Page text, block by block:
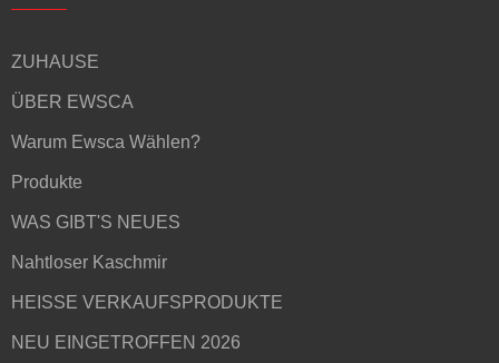
ZUHAUSE
ÜBER EWSCA
Warum Ewsca Wählen?
Produkte
WAS GIBT'S NEUES
Nahtloser Kaschmir
HEISSE VERKAUFSPRODUKTE
NEU EINGETROFFEN 2026